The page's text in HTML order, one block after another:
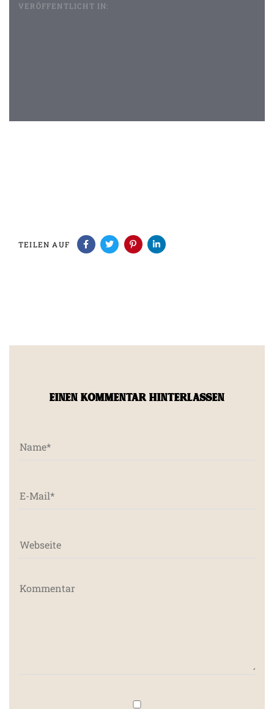
VERÖFFENTLICHT IN:
TEILEN AUF
EINEN KOMMENTAR HINTERLASSEN